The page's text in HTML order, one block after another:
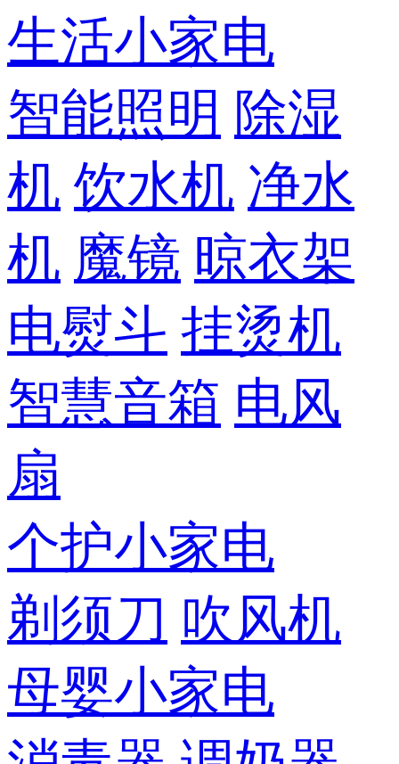
生活小家电
智能照明 除湿
机 饮水机 净水
机 魔镜 晾衣架
电熨斗 挂烫机
智慧音箱 电风
扇
个护小家电
剃须刀 吹风机
母婴小家电